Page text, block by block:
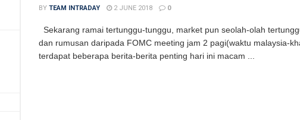
BY TEAM INTRADAY 2 JUNE 2018 0
Sekarang ramai tertunggu-tunggu, market pun seolah-olah
dan rumusan daripada FOMC meeting jam 2 pagi(waktu malaysia-
terdapat beberapa berita-berita penting hari ini macam ...